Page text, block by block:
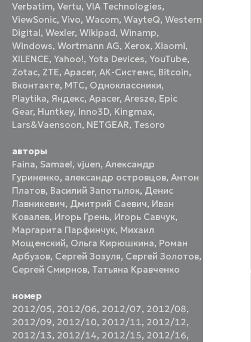
Verbatim,Vertu,VIA Technologies,
ViewSonic,Vivo,Wacom,WayteQ,Western
Digital,Wexler,Wikipad,Winamp,
Windows,Wortmann AG,Xerox,Xiaomi,
XILENCE,Yahoo!,Yota Devices,YouTube,
Zotac, ZTE,Аpacer,АК-Системс, Вitcoin,
Вконтакте, МТС, Одноклассники,
Playtika, Яндекс,Apacer,Aresze, Epic
Gear, Huntkey, Inno3D, Kingmax,
Lars&Vaensoon, NETGEAR, Tesoro
авторы
Faina, Samael,vjuen,Александр
Гуриненко, александр островцов,Антон
Платов, Василий Запотылок, Денис
Лавникевич, Дмитрий Саевич, Иван
Ковалев, Игорь Грень, Игорь Савчук,
Маргарита Парфинчук, Михаил
Мощенский, Ольга Кирюшкина, Роман
Арбузов, Сергей Зозуля, Сергей Золотов,
Сергей Смирнов, Татьяна Кравченко
номер
2012/05, 2012/06, 2012/07, 2012/08,
2012/09, 2012/10, 2012/11, 2012/12,
2012/13, 2012/14, 2012/15, 2012/16,